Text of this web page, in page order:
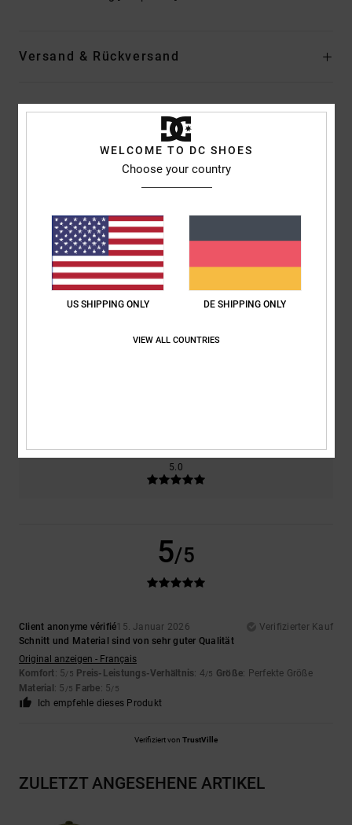
Versand & Rückversand
Kundenbewertungen
Durchschnittliche Bewertung
5.0
basierend auf1 verifizierten Bewertungenseit Januar 2026
100% unserer Kunden empfehlen dieses Produkt
Farbe
5.0
5/5
Client anonyme vérifié15. Januar 2026
Verifizierter Kauf
Schnitt und Material sind von sehr guter Qualität
Original anzeigen - Français
Komfort: 5/5 Preis-Leistungs-Verhältnis: 4/5 Größe: Perfekte Größe
Material : 5 /5 Farbe: 5/5
Ich empfehle dieses Produkt
Verifiziert von TrustVille
ZULETZT ANGESEHENE ARTIKEL
WELCOME TO DC SHOES
Choose your country
US SHIPPING ONLY DE SHIPPING ONLY
VIEW ALL COUNTRIES